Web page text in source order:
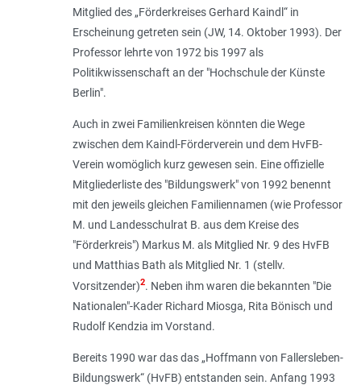
Mitglied des „Förderkreises Gerhard Kaindl“ in
Erscheinung getreten sein (JW, 14. Oktober 1993). Der
Professor lehrte von 1972 bis 1997 als
Politikwissenschaft an der "Hochschule der Künste
Berlin".
Auch in zwei Familienkreisen könnten die Wege
zwischen dem Kaindl-Förderverein und dem HvFB-
Verein womöglich kurz gewesen sein. Eine offizielle
Mitgliederliste des "Bildungswerk" von 1992 benennt
mit den jeweils gleichen Familiennamen (wie Professor
M. und Landesschulrat B. aus dem Kreise des
"Förderkreis") Markus M. als Mitglied Nr. 9 des HvFB
und Matthias Bath als Mitglied Nr. 1 (stellv.
Vorsitzender)2. Neben ihm waren die bekannten "Die
Nationalen"-Kader Richard Miosga, Rita Bönisch und
Rudolf Kendzia im Vorstand.
Bereits 1990 war das das „Hoffmann von Fallersleben-
Bildungswerk“ (HvFB) entstanden sein. Anfang 1993